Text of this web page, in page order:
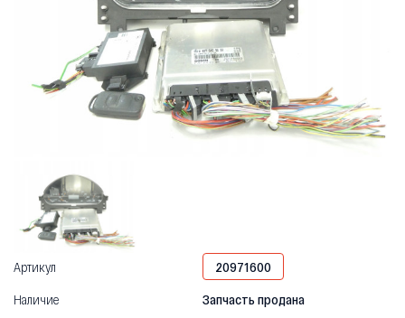
Артикул
20971600
Наличие
Запчасть продана